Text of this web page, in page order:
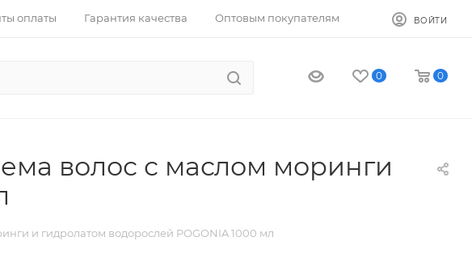
оплаты Гарантия качества Оптовым покупателям ВОЙТИ
0 0
волос с маслом моринги
и гидролатом водорослей POGONIA 1000 мл